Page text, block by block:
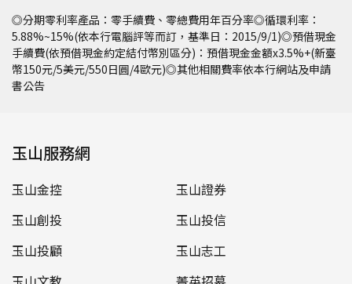
◎分期零利率產品：零手續費、零總費用年百分率◎循環利率：
5.88%~15%(依本行電腦評等而訂，基準日：2015/9/1)◎預借現金
手續費(依預借現金約定結付幣別區分)：預借現金金額x3.5%+(新臺
幣150元/5美元/550日圓/4歐元)◎其他相關費率依本行網站及申請
書公告
玉山服務網
玉山金控
玉山證券
玉山創投
玉山投信
玉山投顧
玉山志工